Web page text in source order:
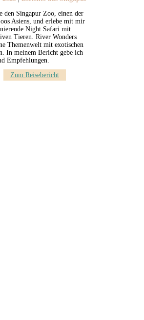
den Singapur Zoo, einen der
Asiens, und erlebe mit mir
Night Safari mit
Tieren. River Wonders
Themenwelt mit exotischen
In meinem Bericht gebe ich
Empfehlungen.
Zum Reisebericht